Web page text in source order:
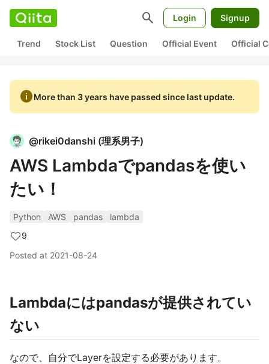
search Login Signup
Trend Stock List Question Official Event Official
infoMore than 3 years have passed since last update.
@rikei0danshi (理系男子)
AWS Lambdaでpandasを使い
たい！
Python AWS pandas
lambda
9
Posted at 2021-08-24
Lambdaにはpandasが提供されてい
ない
なので、自分でLayerを設定する必要があります。